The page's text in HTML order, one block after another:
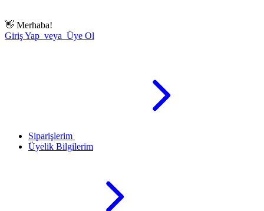
👋 Merhaba!
Giriş Yap veya Üye Ol
Siparişlerim
Üyelik Bilgilerim